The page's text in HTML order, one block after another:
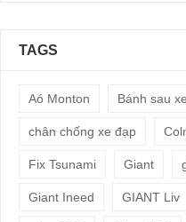
TAGS
Aó Monton Bánh sau
chân chống xe đạp
Fix Tsunami Giant
Giant Ineed GIANT Liv